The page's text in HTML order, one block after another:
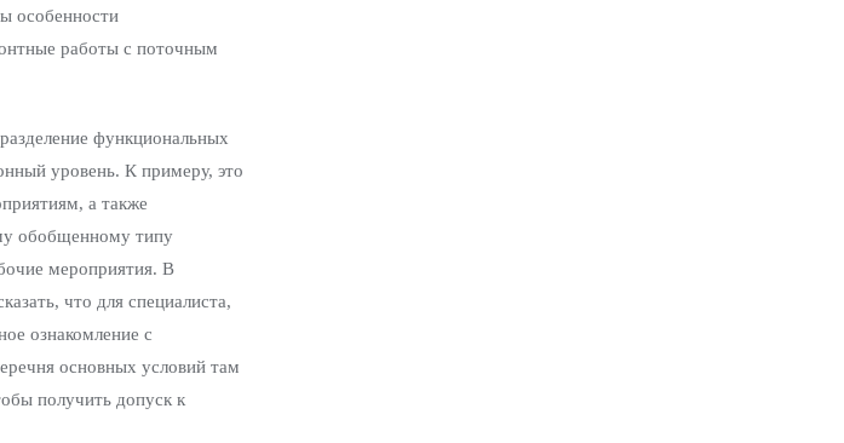
особенности
работы с поточным
функциональных
уровень. К примеру, это
а также
обобщенному типу
мероприятия. В
что для специалиста,
ознакомление с
основных условий там
получить допуск к